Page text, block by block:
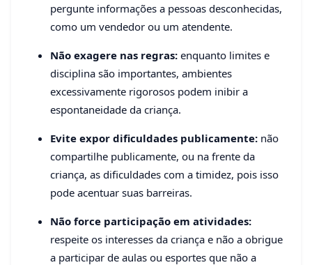
pergunte informações a pessoas desconhecidas,
como um vendedor ou um atendente.
Não exagere nas regras: enquanto limites e
disciplina são importantes, ambientes
excessivamente rigorosos podem inibir a
espontaneidade da criança.
Evite expor dificuldades publicamente: não
compartilhe publicamente, ou na frente da
criança, as dificuldades com a timidez, pois isso
pode acentuar suas barreiras.
Não force participação em atividades:
respeite os interesses da criança e não a obrigue
a participar de aulas ou esportes que não a